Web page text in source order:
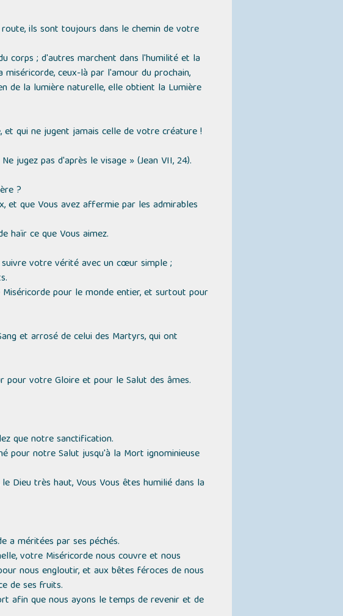
ils sont toujours dans le chemin de votre
corps ; d'autres marchent dans l'humilité et la
ceux-là par l'amour du prochain,
de la lumière naturelle, elle obtient la Lumière
qui ne jugent jamais celle de votre créature !
jugez pas d'après le visage » (Jean VII, 24).
?
et que Vous avez affermie par les admirables
haïr ce que Vous aimez.
votre vérité avec un cœur simple ;
pour le monde entier, et surtout pour
et arrosé de celui des Martyrs, qui ont
pour votre Gloire et pour le Salut des âmes.
que notre sanctification.
pour notre Salut jusqu'à la Mort ignominieuse
Dieu très haut, Vous Vous êtes humilié dans la
a méritées par ses péchés.
votre Miséricorde nous couvre et nous
nous engloutir, et aux bêtes féroces de nous
de ses fruits.
afin que nous ayons le temps de revenir et de